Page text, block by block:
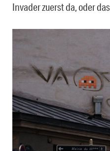
Invader zuerst da, oder